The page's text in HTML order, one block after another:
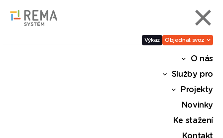
O nás
Služby pro
Projekty
Novinky
Ke stažení
Kontakt
Výkaz Objednat svoz
Jako plně naložený nákladní
vlak se stovkou vagónů.
Středočeský kraj loni vysbíral
nejvíc elektroodpadu v